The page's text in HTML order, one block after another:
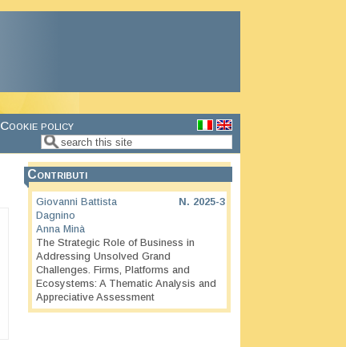
Cookie policy
Search form
Search
Contributi
N. 2025-3
Giovanni Battista
Dagnino
Anna Minà
The Strategic Role of Business in
Addressing Unsolved Grand
Challenges. Firms, Platforms and
Ecosystems: A Thematic Analysis and
Appreciative Assessment